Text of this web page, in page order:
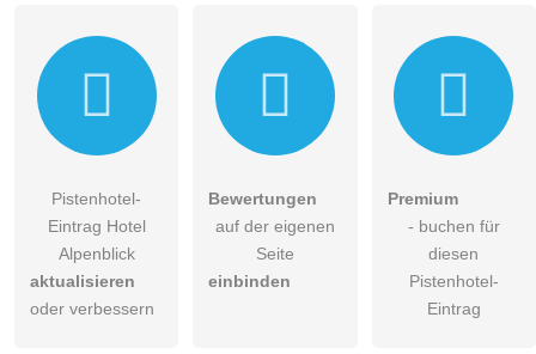
Pistenhotel-
Eintrag Hotel
Alpenblick
aktualisieren
oder verbessern
Bewertungen
auf der eigenen
Seite
einbinden
Premium
- buchen für
diesen
Pistenhotel-
Eintrag